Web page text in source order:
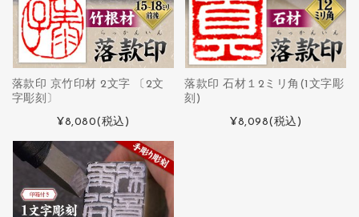
落款印 京竹印材 2文字 〔2文
字彫刻〕
¥8,080(税込)
落款印 石材１2ミリ角(1文字彫
刻)
¥8,098(税込)